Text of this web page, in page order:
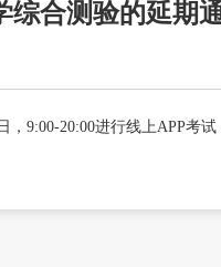
综合测验的延期
9:00-20:00进行线上APP考